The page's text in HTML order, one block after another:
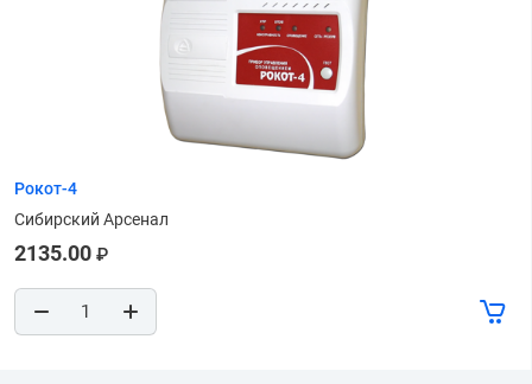
Рокот-4
Сибирский Арсенал
2135.00 ₽